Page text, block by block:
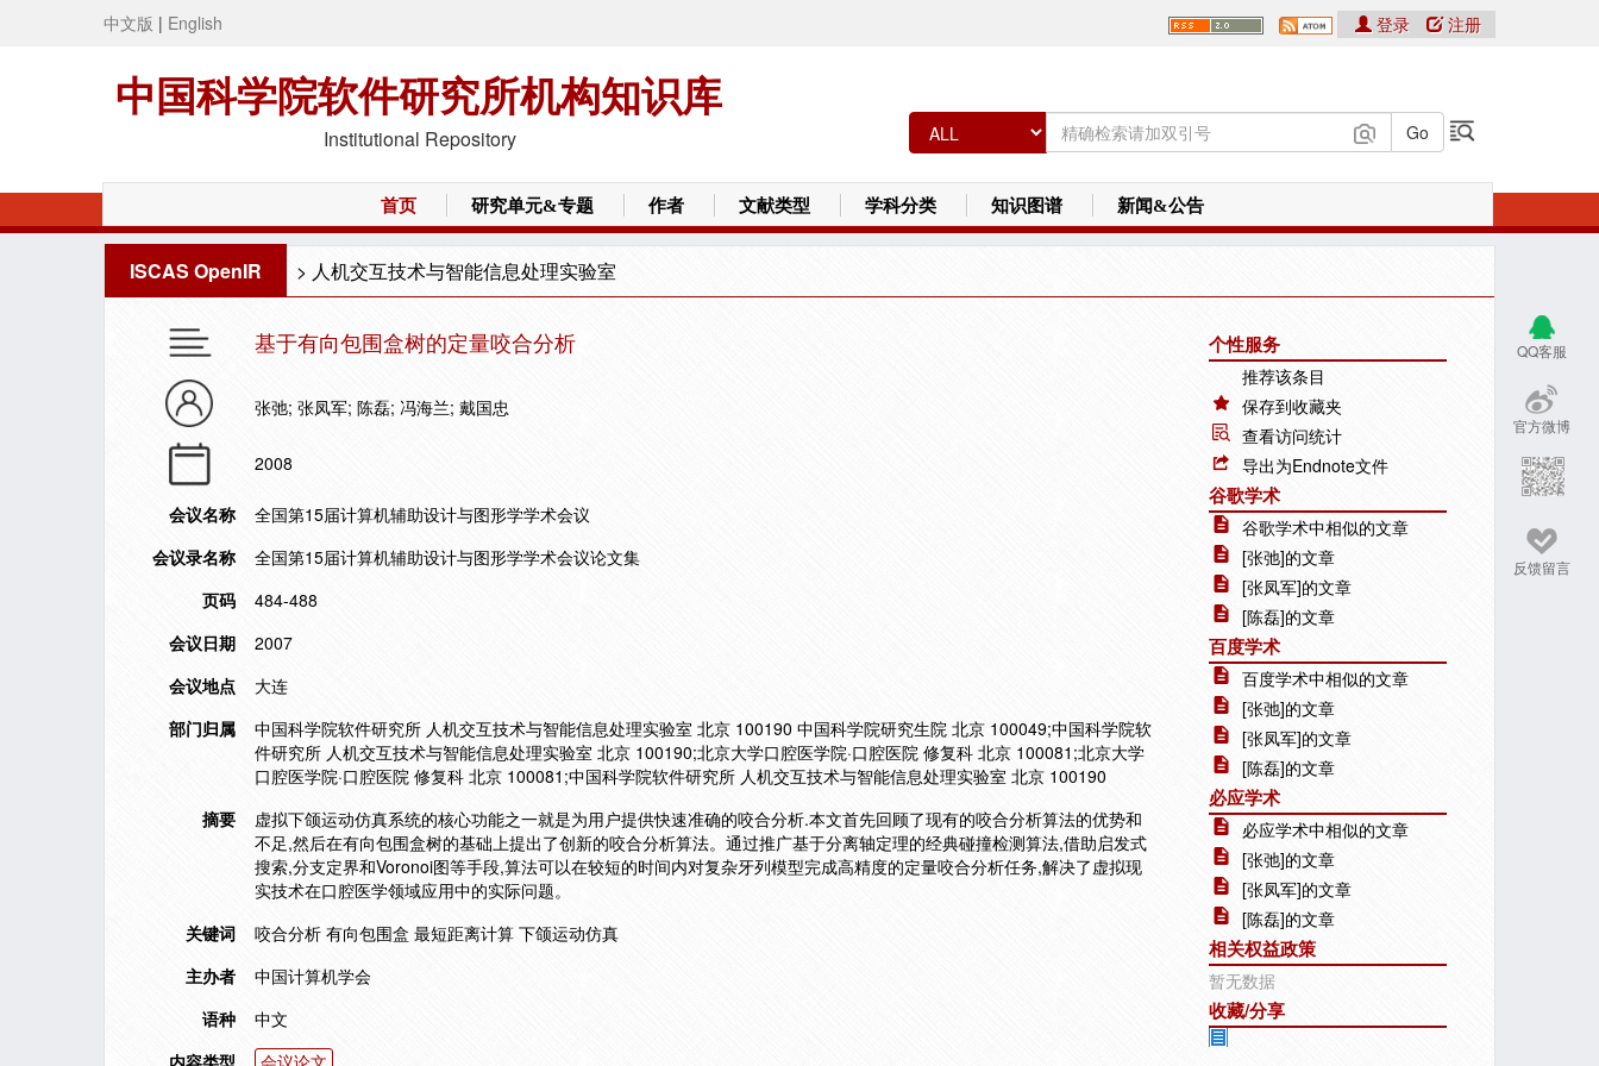
中文版 | English
中国科学院软件研究所机构知识库
Institutional Repository
登录 注册
首页 研究单元&专题 作者 文献类型 学科分类 知识图谱 新闻&公告
ISCAS OpenIR > 人机交互技术与智能信息处理实验室
QQ客服
官方微博
反馈留言
基于有向包围盒树的定量咬合分析
张弛; 张凤军; 陈磊; 冯海兰; 戴国忠
2008
会议名称
全国第15届计算机辅助设计与图形学学术会议
会议录名称
全国第15届计算机辅助设计与图形学学术会议论文集
页码
484-488
会议日期
2007
会议地点
大连
部门归属
中国科学院软件研究所 人机交互技术与智能信息处理实验室 北京 100190 中国科学院研究生院 北京 100049;中国科学院软
件研究所 人机交互技术与智能信息处理实验室 北京 100190;北京大学口腔医学院·口腔医院 修复科 北京 100081;北京大学
口腔医学院·口腔医院 修复科 北京 100081;中国科学院软件研究所 人机交互技术与智能信息处理实验室 北京 100190
摘要
虚拟下颌运动仿真系统的核心功能之一就是为用户提供快速准确的咬合分析.本文首先回顾了现有的咬合分析算法的优势和
不足,然后在有向包围盒树的基础上提出了创新的咬合分析算法。通过推广基于分离轴定理的经典碰撞检测算法,借助启发式
搜索,分支定界和Voronoi图等手段,算法可以在较短的时间内对复杂牙列模型完成高精度的定量咬合分析任务,解决了虚拟现
实技术在口腔医学领域应用中的实际问题。
关键词
咬合分析 有向包围盒 最短距离计算 下颌运动仿真
主办者
中国计算机学会
语种
中文
内容类型
会议论文
个性服务
推荐该条目
保存到收藏夹
查看访问统计
导出为Endnote文件
谷歌学术
谷歌学术中相似的文章
[张弛]的文章
[张凤军]的文章
[陈磊]的文章
百度学术
百度学术中相似的文章
[张弛]的文章
[张凤军]的文章
[陈磊]的文章
必应学术
必应学术中相似的文章
[张弛]的文章
[张凤军]的文章
[陈磊]的文章
相关权益政策
暂无数据
收藏/分享